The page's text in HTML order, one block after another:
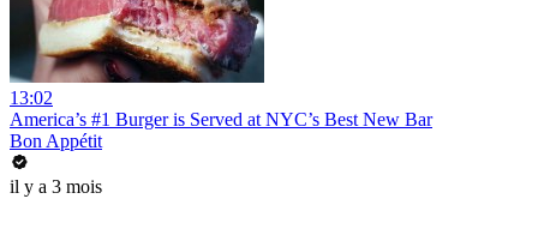
13:02
America’s #1 Burger is Served at NYC’s Best New Bar
Bon Appétit
il y a 3 mois